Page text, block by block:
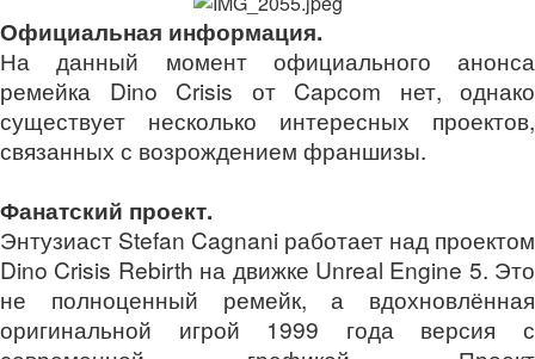
Официальная информация.
На данный момент официального анонса
ремейка Dino Crisis от Capcom нет, однако
существует несколько интересных проектов,
связанных с возрождением франшизы.
Фанатский проект.
Энтузиаст Stefan Cagnani работает над проектом
Dino Crisis Rebirth на движке Unreal Engine 5. Это
не полноценный ремейк, а вдохновлённая
оригинальной игрой 1999 года версия с